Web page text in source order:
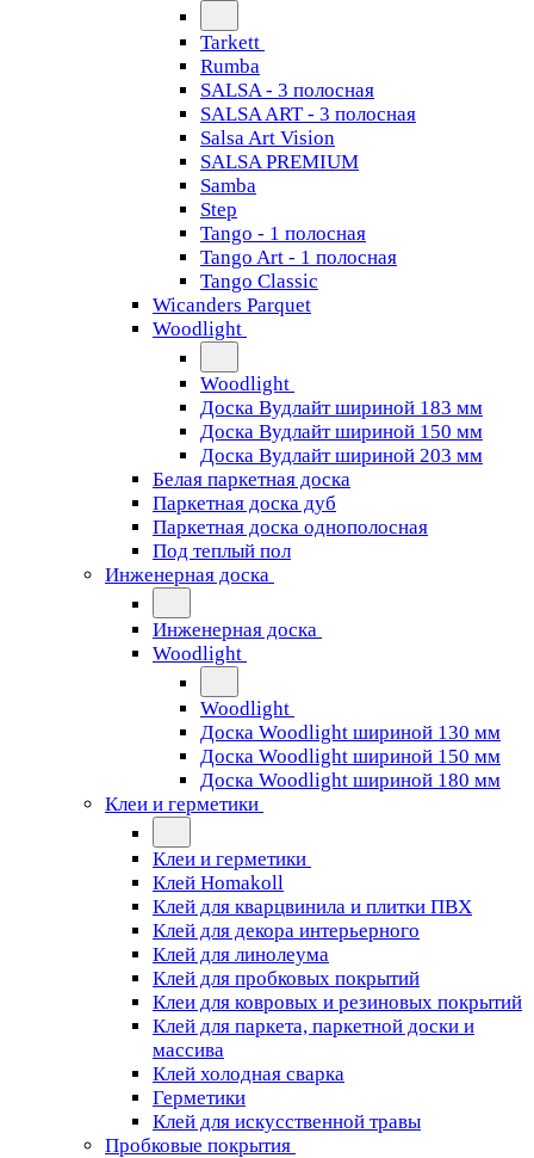
Tarkett
Rumba
SALSA - 3 полосная
SALSA ART - 3 полосная
Salsa Art Vision
SALSA PREMIUM
Samba
Step
Tango - 1 полосная
Tango Art - 1 полосная
Tango Classiс
Wicanders Parquet
Woodlight
Woodlight
Доска Вудлайт шириной 183 мм
Доска Вудлайт шириной 150 мм
Доска Вудлайт шириной 203 мм
Белая паркетная доска
Паркетная доска дуб
Паркетная доска однополосная
Под теплый пол
Инженерная доска
Инженерная доска
Woodlight
Woodlight
Доска Woodlight шириной 130 мм
Доска Woodlight шириной 150 мм
Доска Woodlight шириной 180 мм
Клеи и герметики
Клеи и герметики
Клей Homakoll
Клей для кварцвинила и плитки ПВХ
Клей для декора интерьерного
Клей для линолеума
Клей для пробковых покрытий
Клеи для ковровых и резиновых покрытий
Клей для паркета, паркетной доски и
массива
Клей холодная сварка
Герметики
Клей для искусственной травы
Пробковые покрытия